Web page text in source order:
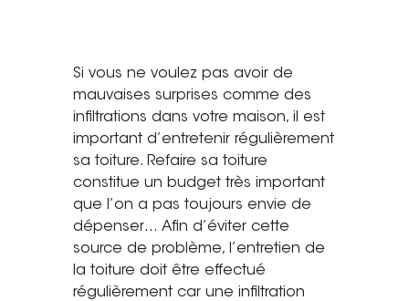
Mâcon
La société
Nos réalisations
Pour les pros
Plâtrier / Peintre
Charpentier / Couvreur
Syndic / Régie
Si vous ne voulez pas avoir de
mauvaises surprises comme des
infiltrations dans votre maison, il est
important d’entretenir régulièrement
sa toiture. Refaire sa toiture
constitue un budget très important
que l’on a pas toujours envie de
dépenser… Afin d’éviter cette
source de problème, l’entretien de
la toiture doit être effectué
régulièrement car une infiltration